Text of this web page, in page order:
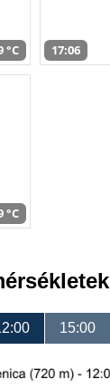
°C 17:06
°C
15:00